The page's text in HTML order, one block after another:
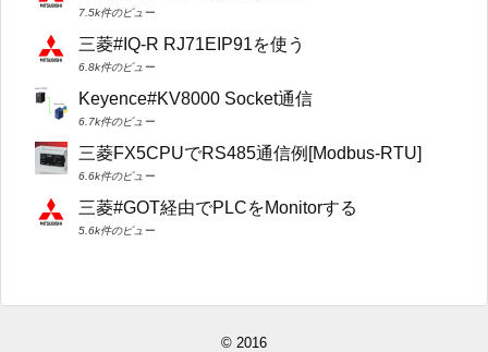
7.5k件のビュー
三菱#IQ-R RJ71EIP91を使う
6.8k件のビュー
Keyence#KV8000 Socket通信
6.7k件のビュー
三菱FX5CPUでRS485通信例[Modbus-RTU]
6.6k件のビュー
三菱#GOT経由でPLCをMonitorする
5.6k件のビュー
© 2016